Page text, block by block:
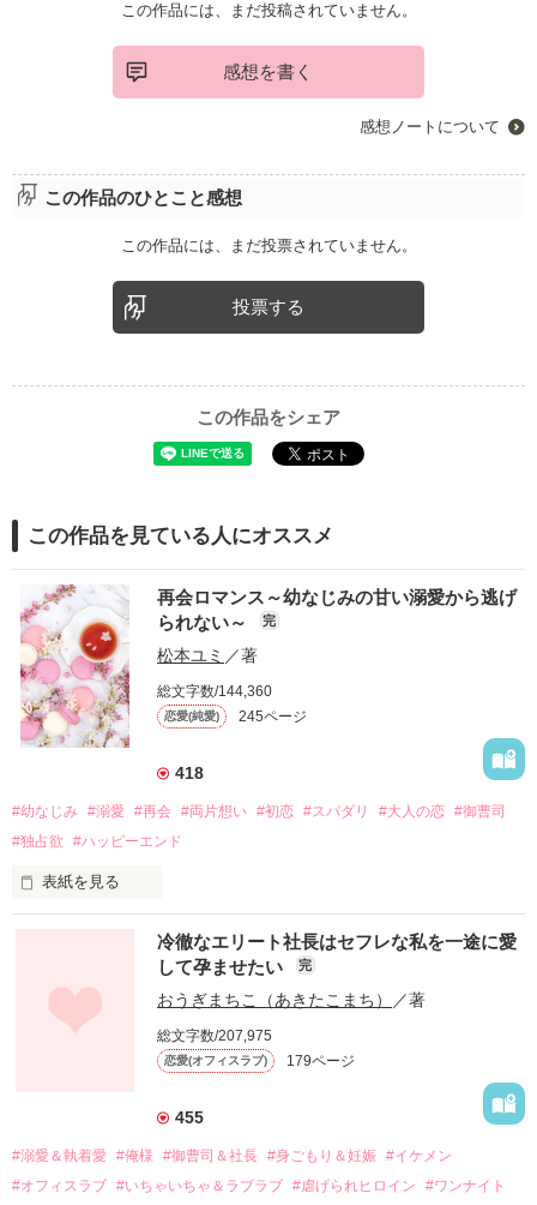
この作品には、まだ投稿されていません。
感想を書く
感想ノートについて
この作品のひとこと感想
この作品には、まだ投票されていません。
投票する
この作品をシェア
この作品を見ている人にオススメ
再会ロマンス～幼なじみの甘い溺愛から逃げ
られない～
完
松本ユミ ／著
総文字数/144,360
恋愛(純愛) 245ページ
418
#幼なじみ #溺愛 #再会 #両片想い #初恋 #スパダリ #大人の恋 #御曹司
#独占欲
#ハッピーエンド
表紙を見る
幼なじみの哲平に淡い恋心を抱いていた美桜。
しかし、ある出来事をきっかけに二人の関係は壊れてしまう。
関係修復もできないまま、美桜は両親の離婚によって
引っ越すことになり、哲平とも離れ離れになった。
それから約十二年後。
過去の傷から、二度と会いたくないと思っていた哲平に
運命のような再会を果たす。
冷徹なエリート社長はセフレな私を一途に愛
して孕ませたい
完
おうぎまちこ（あきたこまち） ／著
総文字数/207,975
恋愛(オフィスラブ) 179ページ
455
#溺愛＆執着愛 #俺様 #御曹司＆社長 #身ごもり＆妊娠 #イケメン
#オフィスラブ #いちゃいちゃ＆ラブラブ #虐げられヒロイン
#ワンナイト